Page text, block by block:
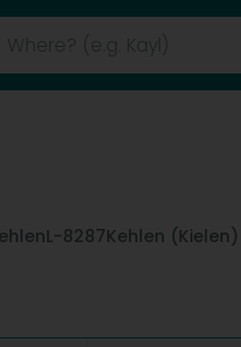
L-8287Kehlen (Kielen)